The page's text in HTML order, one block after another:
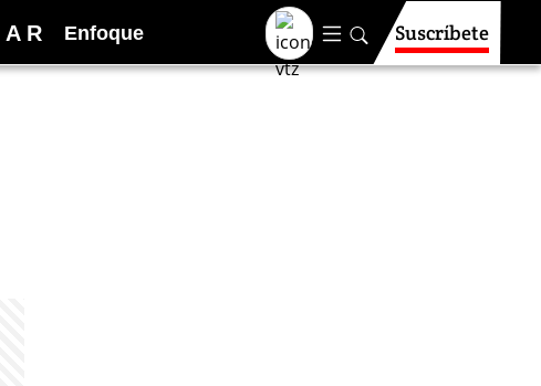
A R Enfoque Suscríbete